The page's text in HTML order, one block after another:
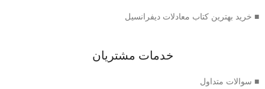
■ خرید بهترین کتاب معادلات دیفرانسیل
خدمات مشتریان
■ سوالات متداول